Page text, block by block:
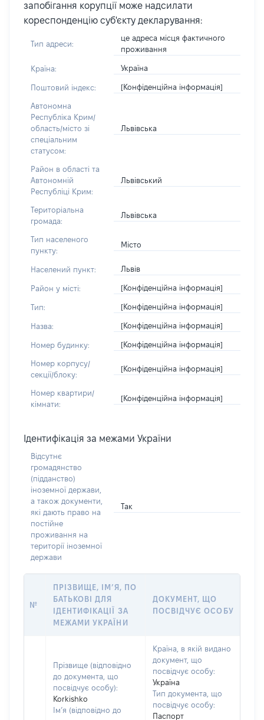
запобігання корупції може надсилати
кореспонденцію суб'єкту декларування:
Тип адреси:
це адреса місця фактичного
проживання
Країна: Україна
Поштовий індекс: [Конфіденційна інформація]
Автономна
Республіка Крим/
область/місто зі
спеціальним
статусом:
Львівська
Район в області та
Автономній
Республіці Крим:
Львівський
Територіальна
громада:
Львівська
Тип населеного
пункту:
Місто
Населений пункт: Львів
Район у місті: [Конфіденційна інформація]
Тип: [Конфіденційна інформація]
Назва: [Конфіденційна інформація]
Номер будинку: [Конфіденційна інформація]
Номер корпусу/
секції/блоку:
[Конфіденційна інформація]
Номер квартири/
кімнати:
[Конфіденційна інформація]
Ідентифікація за межами України
Відсутнє
громадянство
(підданство)
іноземної держави,
а також документи,
які дають право на
постійне
проживання на
території іноземної
держави
Так
№
ПРІЗВИЩЕ, ІМ’Я, ПО
БАТЬКОВІ ДЛЯ
ІДЕНТИФІКАЦІЇ ЗА
МЕЖАМИ УКРАЇНИ
ДОКУМЕНТ, ЩО
ПОСВІДЧУЄ ОСОБУ
Прізвище (відповідно
до документа, що
посвідчує особу):
Korkishko
Ім’я (відповідно до
Країна, в якій видано
документ, що
посвідчує особу:
Україна
Тип документа, що
посвідчує особу:
Паспорт